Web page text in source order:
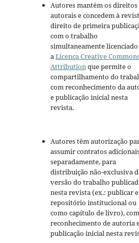
Autores mantém os direitos
autorais e concedem à
direito de primeira
com o trabalho
simultaneamente
aLicença Creative
Attributionque permite o
compartilhamento do
com reconhecimento da
e publicação inicial nesta
revista.
Autores têm autorização
assumir contratos
separadamente, para
distribuição não-exclusiva
versão do trabalho
nesta revista (ex.: publicar
repositório institucional ou
como capítulo de livro), com
reconhecimento de autoria
publicação inicial nesta